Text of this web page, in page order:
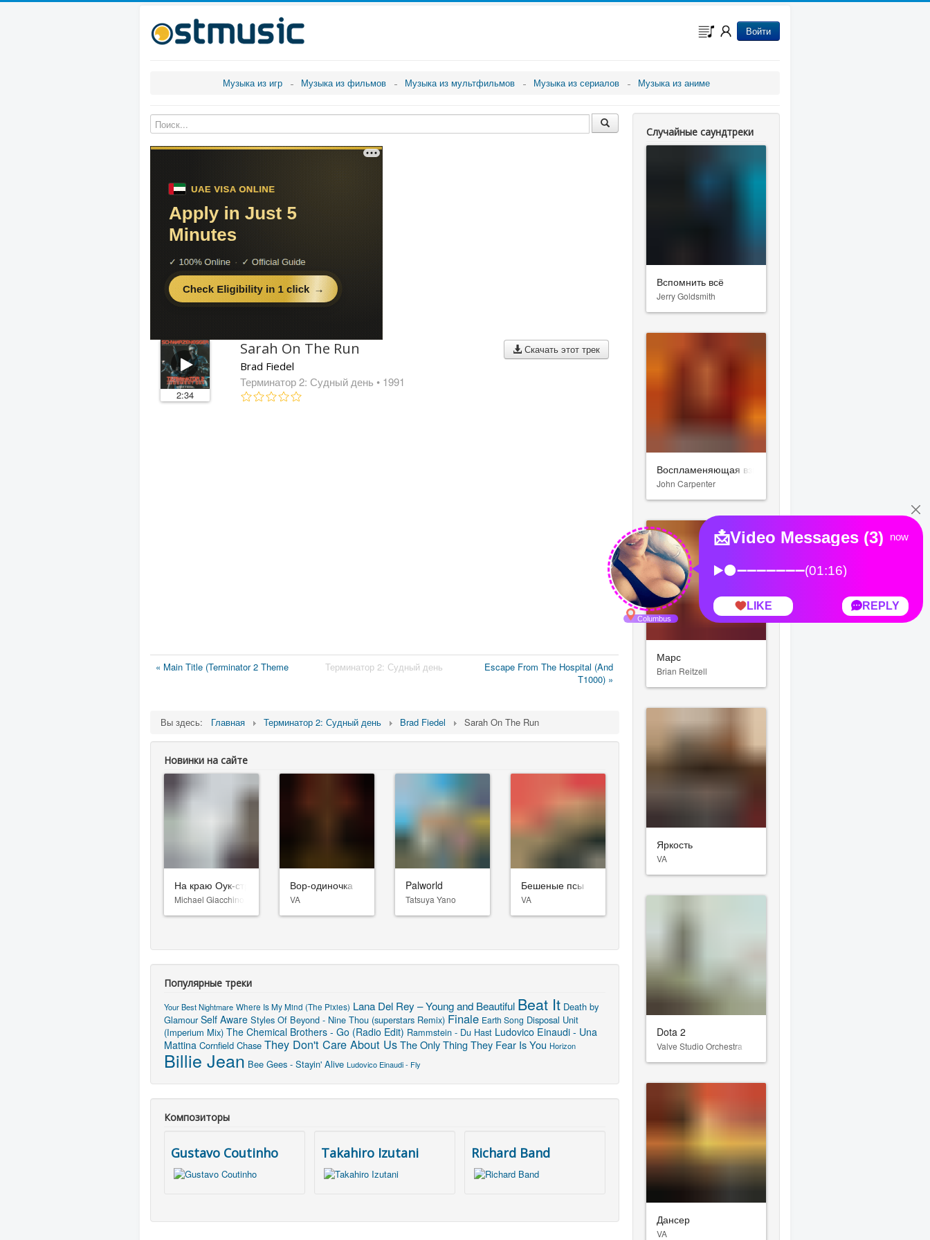
Войти
Музыка из игр Музыка из фильмов Музыка из мультфильмов Музыка из сериалов Музыка из аниме
2:34
Скачать этот трек
Sarah On The Run
Brad Fiedel
Терминатор 2: Судный день • 1991
« Main Title (Terminator 2 Theme Терминатор 2: Судный день
Escape From The Hospital (And
T1000) »
Вы здесь: Главная Терминатор 2: Судный день Brad Fiedel Sarah On The Run
Новинки на сайте
На краю Оук-стрит
Michael Giacchino
Вор-одиночка
VA
Palworld
Tatsuya Yano
Бешеные псы
VA
Популярные треки
Your Best Nightmare Where Is My Mind (The Pixies) Lana Del Rey – Young and Beautiful Beat It Death by
Glamour Self Aware Styles Of Beyond - Nine Thou (superstars Remix) Finale Earth Song Disposal Unit
(Imperium Mix) The Chemical Brothers - Go (Radio Edit) Rammstein - Du Hast Ludovico Einaudi - Una
Mattina Cornfield Chase They Don't Care About UsThe Only Thing They Fear Is You Horizon
Billie Jean Bee Gees - Stayin' Alive Ludovico Einaudi - Fly
Композиторы
Gustavo Coutinho Takahiro Izutani Richard Band
Случайные саундтреки
Вспомнить всё
Jerry Goldsmith
Воспламеняющая взглядом
John Carpenter
Марс
Brian Reitzell
Яркость
VA
Dota 2
Valve Studio Orchestra
Дансер
VA